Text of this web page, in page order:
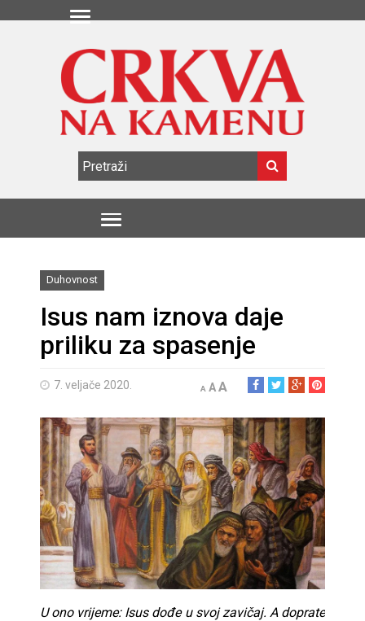
Duhovnost
Isus nam iznova daje
priliku za spasenje
7. veljače 2020. A AA
U ono vrijeme: Isus dođe u svoj zavičaj. A doprate